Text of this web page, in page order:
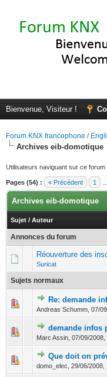
Bienvenue, Visiteur !
Forum KNX francophone /
Archives eib-domotique
Utilisateurs naviguant sur ce forum
Pages (54) : « Précédent 1
Archives eib-domotique
Sujet / Auteur
Annonces du forum
Réouverture des
Suricat
Sujets normaux
Re: demande
Andreas Schumm, 07/
0 Votes - 0 sur 5 en
123
demande infos
Marc Assin, 07/09/2008,
0 Votes - 0 sur 5
123
Que doit on
domo_elec, 29/06/2008,
0 Votes - 0 sur 5 en
123